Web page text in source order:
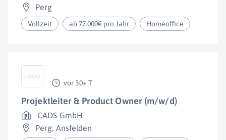
Perg
Vollzeit ab 77.000€ pro Jahr Homeoffice
vor 30+ T
Projektleiter & Product Owner (m/w/d)
CADS GmbH
Perg, Ansfelden